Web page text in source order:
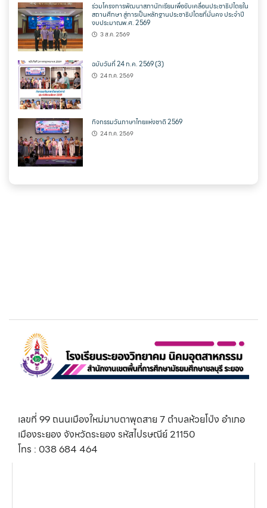
ร่วมโครงการพัฒนาสภานักเรียนเพื่อขับเคลื่อนประชาธิปไตยใน
สถานศึกษา สู่การเป็นหลักฐานประชาธิปไตยที่มั่นคง ประจำปี
งบประมาณพ.ศ. 2569
3 ส.ค. 2569
ฉบับวันที่ 24 ก.ค. 2569 (3)
24 ก.ค. 2569
กิจกรรมวันภาษาไทยแห่งชาติ 2569
24 ก.ค. 2569
เลขที่ 99 ถนนเมืองใหม่มาบตาพุดสาย 7 ตำบลห้วยโป่ง อำเภอ
เมืองระยอง จังหวัดระยอง รหัสไปรษณีย์ 21150
โทร : 038 684 464